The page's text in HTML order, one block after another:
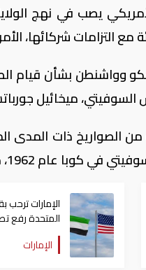
يصب في نهج
مع التزامات شركائها،
بشأن قيام
ميخائيل جورباتشوف،
أثار «أزمة الكاريبي» في حينها.
الإمارات ترحب
المتحدة رفع
ضوابط التصدير
الإمارات